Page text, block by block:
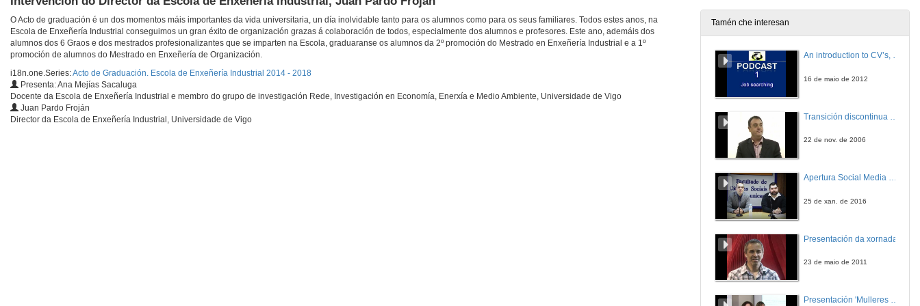
O Acto de graduación é un dos momentos máis importantes da vida universitaria, un día inolvidable tanto para os alumnos como para os seus familiares. Todos estes anos, na
Escola de Enxeñería Industrial conseguimos un gran éxito de organización grazas á colaboración de todos, especialmente dos alumnos e profesores. Este ano, ademáis dos
alumnos dos 6 Graos e dos mestrados profesionalizantes que se imparten na Escola, graduaranse os alumnos da 2º promoción do Mestrado en Enxeñería Industrial e a 1º
promoción de alumnos do Mestrado en Enxeñería de Organización.
i18n.one.Series:Acto de Graduación. Escola de Enxeñería Industrial 2014 - 2018
Presenta: Ana Mejías Sacaluga
Docente da Escola de Enxeñería Industrial e membro do grupo de investigación Rede, Investigación en Economía, Enerxía e Medio Ambiente, Universidade de Vigo
Juan Pardo Froján
Director da Escola de Enxeñería Industrial, Universidade de Vigo
Entrega de Diplomas e Distincións os alumnos e alumnas
31 de maio de 2018
31 de maio de 2018
31 de maio de 2018
Tamén che interesan
An introduction to CV’s, letters, and job searching
16 de maio de 2012
22 de nov. de 2006
Apertura Social Media Day 2016
25 de xan. de 2016
Presentación da xornada
23 de maio de 2011
Presentación 'Mulleres no software libre'